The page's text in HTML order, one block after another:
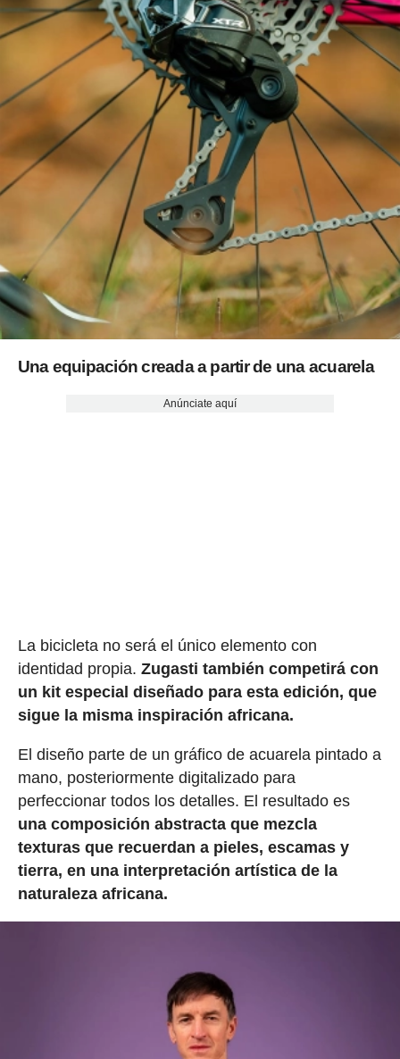
Una equipación creada a partir de una acuarela
Anúnciate aquí
La bicicleta no será el único elemento con
identidad propia. Zugasti también competirá con
un kit especial diseñado para esta edición, que
sigue la misma inspiración africana.
El diseño parte de un gráfico de acuarela pintado a
mano, posteriormente digitalizado para
perfeccionar todos los detalles. El resultado es
una composición abstracta que mezcla
texturas que recuerdan a pieles, escamas y
tierra, en una interpretación artística de la
naturaleza africana.